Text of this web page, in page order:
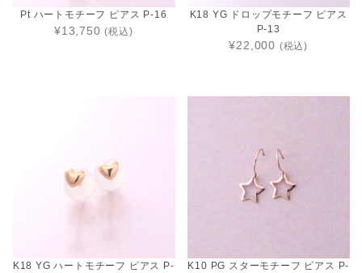
Pt ハートモチーフ ピアス P-16
¥13,750 (税込)
K18 YG ドロップモチーフ ピアス
P-13
¥22,000 (税込)
K18 YG ハートモチーフ ピアス P-
K10 PG スターモチーフ ピアス P-